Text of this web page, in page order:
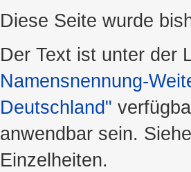
Diese Seite wurde
Der Text ist unter der
Namensnennung-
Deutschland"
anwendbar sein.
Einzelheiten.